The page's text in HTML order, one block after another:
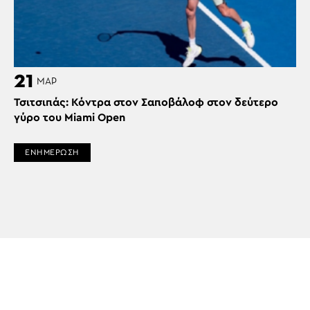
21 ΜΑΡ
Τσιτσιπάς: Κόντρα στον Σαποβάλοφ στον δεύτερο
γύρο του Miami Open
ΕΝΗΜΕΡΩΣΗ